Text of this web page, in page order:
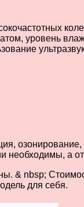
уровень
а от
& nbsp;
для себя.